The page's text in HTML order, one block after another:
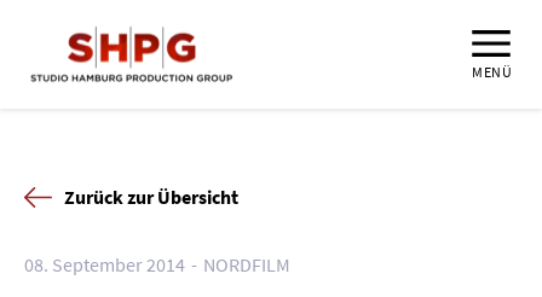
MENÜ
Zurück zur Übersicht
08. September 2014 NORDFILM